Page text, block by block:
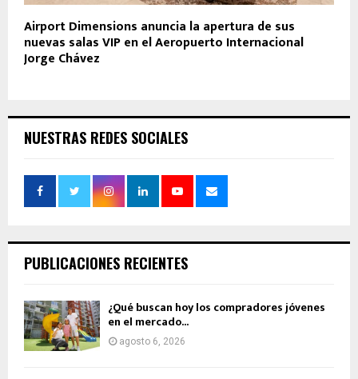
Airport Dimensions anuncia la apertura de sus
nuevas salas VIP en el Aeropuerto Internacional
Jorge Chávez
NUESTRAS REDES SOCIALES
PUBLICACIONES RECIENTES
¿Qué buscan hoy los compradores jóvenes
en el mercado...
agosto 6, 2026